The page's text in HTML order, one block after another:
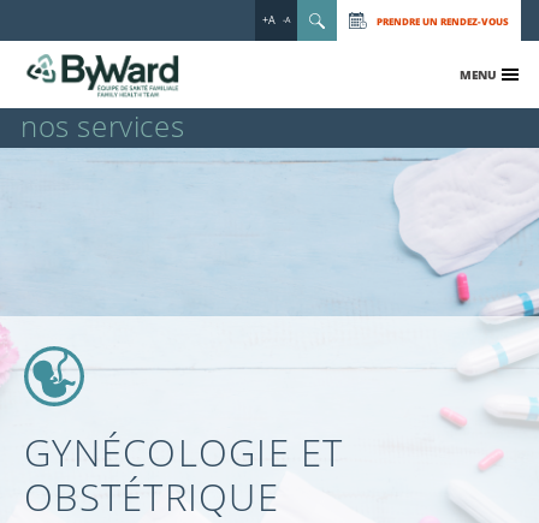
+A -A PRENDRE UN RENDEZ-VOUS
MENU
nos services
GYNÉCOLOGIE ET
OBSTÉTRIQUE